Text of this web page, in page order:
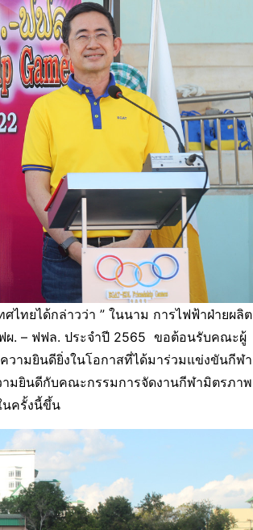
ไทยได้กล่าวว่า ” ในนาม การไฟฟ้าฝ่ายผลิต
ผ. – ฟฟล. ประจำปี 2565 ขอต้อนรับคณะผู้
ามยินดียิ่งในโอกาสที่ได้มาร่วมแข่งขันกีฬา
มยินดีกับคณะกรรมการจัดงานกีฬามิตรภาพ
นครั้งนี้ขึ้น